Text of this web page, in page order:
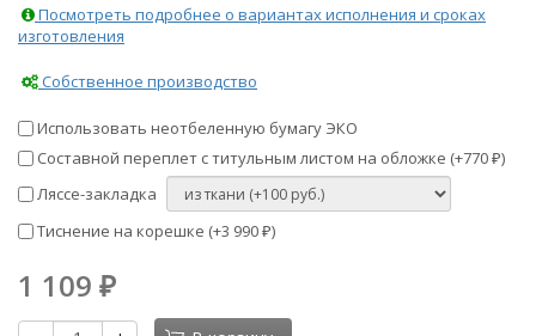
Посмотреть подробнее о вариантах исполнения и сроках
изготовления
Собственное производство
Использовать неотбеленную бумагу ЭКО
Составной переплет с титульным листом на обложке (+770 ₽)
Ляссе-закладка
Тиснение на корешке (+3 990 ₽)
1 109 ₽